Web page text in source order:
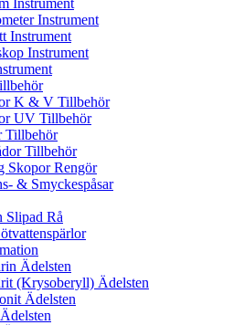
Instrument
Instrument
Instrument
Instrument
K & V Tillbehör
UV Tillbehör
Tillbehör
Tillbehör
Skopor Rengör
& Smyckespåsar
Slipad Rå
Ädelsten
(Krysoberyll) Ädelsten
Ädelsten